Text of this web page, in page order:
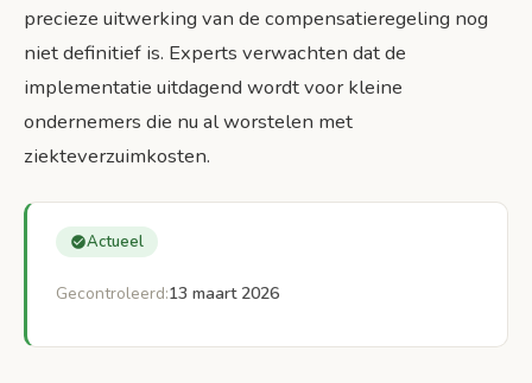
precieze uitwerking van de compensatieregeling nog
niet definitief is. Experts verwachten dat de
implementatie uitdagend wordt voor kleine
ondernemers die nu al worstelen met
ziekteverzuimkosten.
Actueel
Gecontroleerd:13 maart 2026